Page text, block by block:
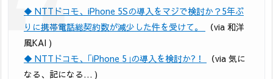
◆ NTTドコモ、iPhone 5Sの導入をマジで検討か？5年ぶ
りに携帯電話総契約数が減少した件を受けて。
（via 和洋
風KAI )
◆ NTTドコモ、｢iPhone 5｣の導入を検討か?！
（via 気に
なる、記になる… )